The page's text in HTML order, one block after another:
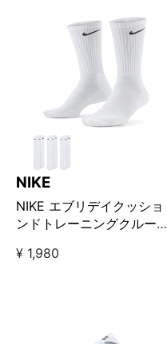
NIKE
NIKE エブリデイクッショ
ンドトレーニングクルーソ
¥ 1,980